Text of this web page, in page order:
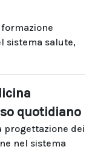
sistema salute,
quotidiano
progettazione dei
nel sistema